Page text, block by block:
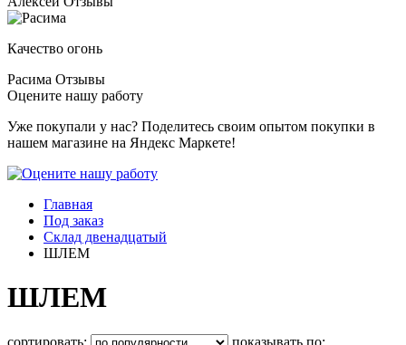
Качество огонь
Расима Отзывы
Оцените нашу работу
Уже покупали у нас? Поделитесь своим опытом покупки в
нашем магазине на Яндекс Маркете!
Главная
Под заказ
Склад двенадцатый
ШЛЕМ
ШЛЕМ
сортировать: показывать по: